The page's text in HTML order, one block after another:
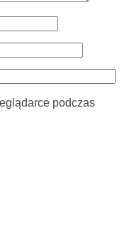
podczas